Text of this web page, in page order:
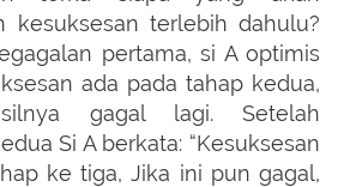
kesuksesan terlebih dahulu?
pertama, si A optimis
ada pada tahap kedua,
gagal lagi. Setelah
Si A berkata: “Kesuksesan
ke tiga, Jika ini pun gagal,